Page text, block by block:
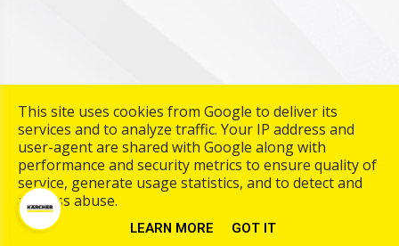
Copyright © 2026 Karcher Center Palmaers. All rights
reserved. |Algemene Voorwarden|Privacy & Cookies|
TO-DATE WebDesign
This site uses cookies from Google to deliver its
services and to analyze traffic. Your IP address and
user-agent are shared with Google along with
performance and security metrics to ensure quality of
service, generate usage statistics, and to detect and
address abuse.
LEARN MORE GOT IT